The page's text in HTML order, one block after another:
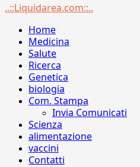
Menu
..::Liquidarea.com::..
Home
Medicina
Salute
Ricerca
Genetica
biologia
Com. Stampa
Invia Comunicati
Scienza
alimentazione
vaccini
Contatti